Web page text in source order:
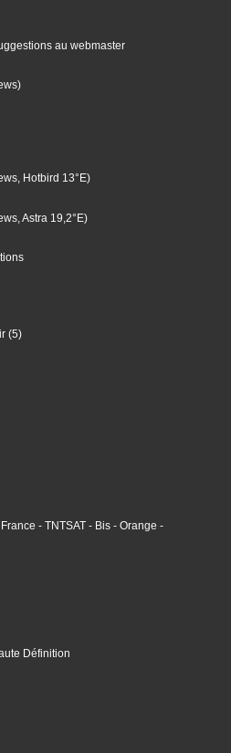
au webmaster
Hotbird 13°E)
Astra 19,2°E)
(5)
- TNTSAT - Bis - Orange -
Définition